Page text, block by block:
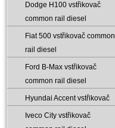
Dodge H100 vstřikovač
common rail diesel
Fiat 500 vstřikovač common
rail diesel
Ford B-Max vstřikovač
common rail diesel
Hyundai Accent vstřikovač
Iveco City vstřikovač